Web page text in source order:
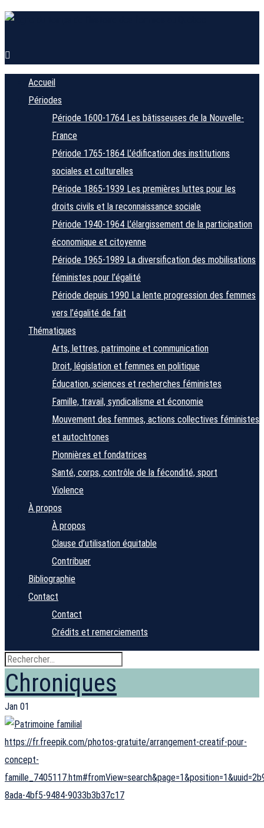
Accueil
Périodes
Période 1600-1764 Les bâtisseuses de la Nouvelle-
France
Période 1765-1864 L’édification des institutions
sociales et culturelles
Période 1865-1939 Les premières luttes pour les
droits civils et la reconnaissance sociale
Période 1940-1964 L’élargissement de la participation
économique et citoyenne
Période 1965-1989 La diversification des mobilisations
féministes pour l’égalité
Période depuis 1990 La lente progression des femmes
vers l’égalité de fait
Thématiques
Arts, lettres, patrimoine et communication
Droit, législation et femmes en politique
Éducation, sciences et recherches féministes
Famille, travail, syndicalisme et économie
Mouvement des femmes, actions collectives féministes
et autochtones
Pionnières et fondatrices
Santé, corps, contrôle de la fécondité, sport
Violence
À propos
À propos
Clause d’utilisation équitable
Contribuer
Bibliographie
Contact
Contact
Crédits et remerciements
Chroniques
Jan 01
https://fr.freepik.com/photos-gratuite/arrangement-creatif-pour-
concept-
8ada-4bf5-9484-9033b3b37c17